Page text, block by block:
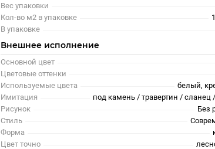
Вес упаковки
Кол-во м2 в упаковке
В упаковке
Внешнее исполнение
Основной цвет
Цветовые оттенки
Используемые цвета
белый,
Имитация
под камень / травертин / сланец
Рисунок
Без
Стиль
Форма
Цвет точно